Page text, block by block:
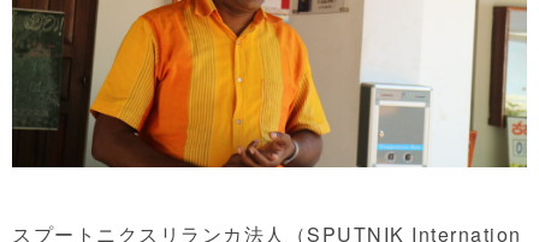
スプートニクスリランカ法人（SPUTNIK Internation